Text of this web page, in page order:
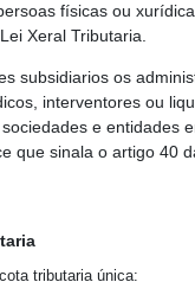
físicas ou
Xeral Tributaria.
subsidiarios os
interventores ou
e entidades
que sinala o artigo 40
tributaria única: